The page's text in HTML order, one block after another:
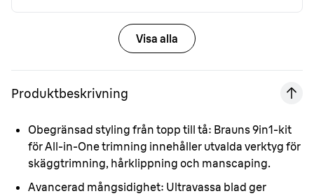
Visa alla
Produktbeskrivning
Obegränsad styling från topp till tå: Brauns 9in1-kit
för All-in-One trimning innehåller utvalda verktyg för
skäggtrimning, hårklippning och manscaping.
Avancerad mångsidighet: Ultravassa blad ger